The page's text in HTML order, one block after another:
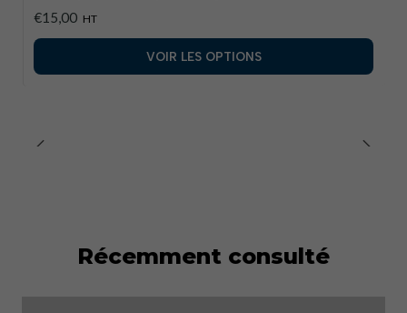
€15,00 HT
VOIR LES OPTIONS
Récemment consulté